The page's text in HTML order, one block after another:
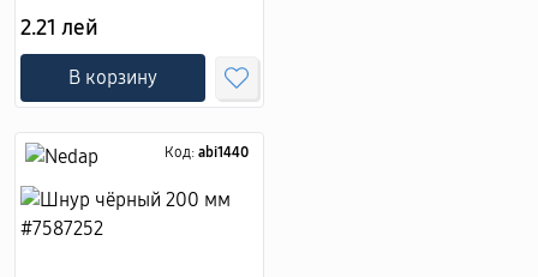
2.21 лей
В корзину
Код: abi1440